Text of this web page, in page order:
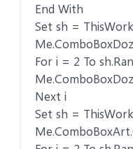
End With
Set sh =
For i = 2 To
Next i
Set sh =